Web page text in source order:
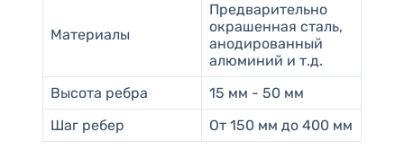
Материалы
Предварительно
окрашенная сталь,
анодированный
алюминий и т.д.
Высота ребра
15 мм - 50 мм
Шаг ребер
От 150 мм до 400 мм